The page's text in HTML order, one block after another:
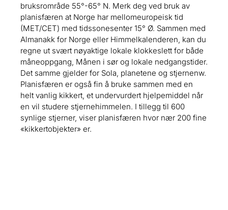
bruksrområde 55°-65° N. Merk deg ved bruk av
planisfæren at Norge har mellomeuropeisk tid
(MET/CET) med tidssonesenter 15° Ø. Sammen med
Almanakk for Norge eller Himmelkalenderen, kan du
regne ut svært nøyaktige lokale klokkeslett for både
måneoppgang, Månen i sør og lokale nedgangstider.
Det samme gjelder for Sola, planetene og stjernenw.
Planisfæren er også fin å bruke sammen med en
helt vanlig kikkert, et undervurdert hjelpemiddel når
en vil studere stjernehimmelen. I tillegg til 600
synlige stjerner, viser planisfæren hvor nær 200 fine
«kikkertobjekter» er.